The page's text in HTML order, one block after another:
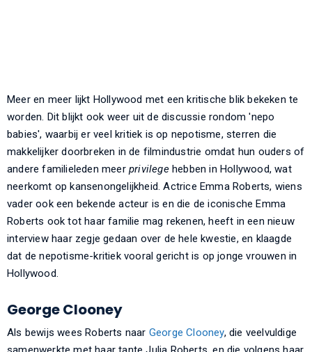
Meer en meer lijkt Hollywood met een kritische blik bekeken te
worden. Dit blijkt ook weer uit de discussie rondom 'nepo
babies', waarbij er veel kritiek is op nepotisme, sterren die
makkelijker doorbreken in de filmindustrie omdat hun ouders of
andere familieleden meer privilegehebben in Hollywood, wat
neerkomt op kansenongelijkheid. Actrice Emma Roberts, wiens
vader ook een bekende acteur is en die de iconische Emma
Roberts ook tot haar familie mag rekenen, heeft in een nieuw
interview haar zegje gedaan over de hele kwestie, en klaagde
dat de nepotisme-kritiek vooral gericht is op jonge vrouwen in
Hollywood.
George Clooney
Als bewijs wees Roberts naar George Clooney, die veelvuldige